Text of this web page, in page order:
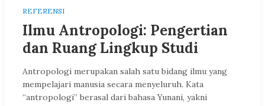
REFERENSI
Ilmu Antropologi: Pengertian
dan Ruang Lingkup Studi
Antropologi merupakan salah satu bidang ilmu yang
mempelajari manusia secara menyeluruh. Kata
“antropologi” berasal dari bahasa Yunani, yakni